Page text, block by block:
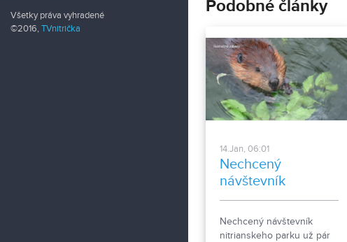
Všetky práva vyhradené
©2016, TVnitrička
Podobné články
14.Jan, 06:01
Nechcený
návštevník
nitrianskeho
parku
Nechcený návštevník
nitrianskeho parku už pár